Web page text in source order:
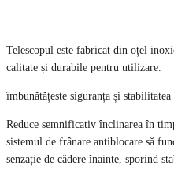
Telescopul este fabricat din oțel
calitate și durabile pentru utilizare.
îmbunătățeste siguranța și stabilitatea
Reduce semnificativ înclinarea în
sistemul de frânare antiblocare să
senzație de cădere înainte, sporind